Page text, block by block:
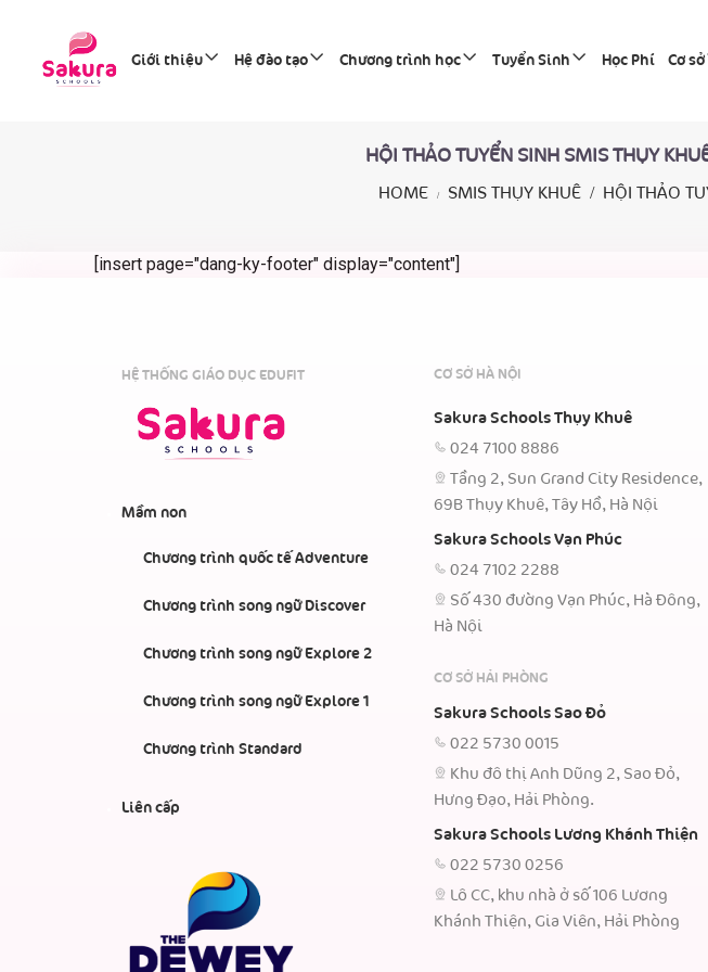
Giới thiệu Hệ đào tạo Chương trình học Tuyển Sinh Học Phí Cơ sở
HỘI THẢO TUYỂN SINH SMIS THỤY
HOME SMIS THỤY KHUÊ HỘI THẢO
[insert page="dang-ky-footer" display="content"]
HỆ THỐNG GIÁO DỤC EDUFIT
Mầm non
Chương trình quốc tế Adventure
Chương trình song ngữ Discover
Chương trình song ngữ Explore 2
Chương trình song ngữ Explore 1
Chương trình Standard
Liên cấp
CƠ SỞ HÀ NỘI
Sakura Schools Thụy Khuê
024 7100 8886
Tầng 2, Sun Grand City Residence,
69B Thụy Khuê, Tây Hồ, Hà Nội
Sakura Schools Vạn Phúc
024 7102 2288
Số 430 đường Vạn Phúc, Hà Đông,
Hà Nội
CƠ SỞ HẢI PHÒNG
Sakura Schools Sao Đỏ
022 5730 0015
Khu đô thị Anh Dũng 2, Sao Đỏ,
Hưng Đạo, Hải Phòng.
Sakura Schools Lương Khánh Thiện
022 5730 0256
Lô CC, khu nhà ở số 106 Lương
Khánh Thiện, Gia Viên, Hải Phòng